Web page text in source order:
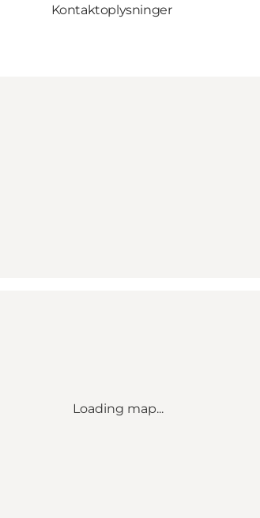
Kontaktoplysninger
Loading map...